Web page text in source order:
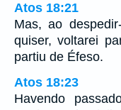
Atos 18:21
Mas, ao
quiser, voltarei
partiu de Éfeso.
Atos 18:23
Havendo